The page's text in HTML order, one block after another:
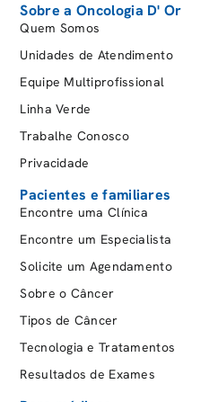
Sobre a Oncologia D' Or
Quem Somos
Unidades de Atendimento
Equipe Multiprofissional
Linha Verde
Trabalhe Conosco
Privacidade
Pacientes e familiares
Encontre uma Clínica
Encontre um Especialista
Solicite um Agendamento
Sobre o Câncer
Tipos de Câncer
Tecnologia e Tratamentos
Resultados de Exames